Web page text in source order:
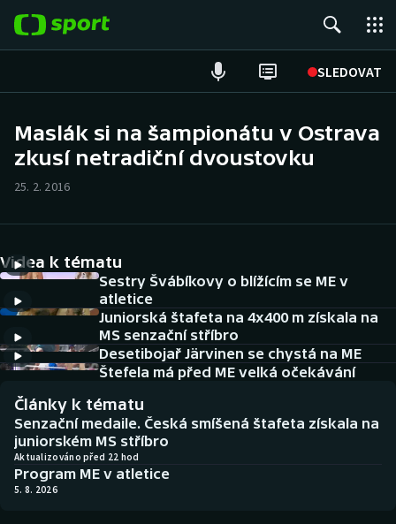
SLEDOVAT
Hokej
Cyklistika
DALŠÍ SPORTY
Americký fotbal
Baseball a softbal
Basketbal
Biatlon
NEPŘEHLÉDNĚTE
Soutěže
Historické návraty
Aplikace ČT sport
Maslák si na šampionátu v Ostrava
zkusí netradiční dvoustovku
25. 2. 2016
Videa k tématu
Sestry Švábíkovy o blížícím se ME v
atletice
Juniorská štafeta na 4x400 m získala na
MS senzační stříbro
Desetibojař Järvinen se chystá na ME
Štefela má před ME velká očekávání
Články k tématu
Senzační medaile. Česká smíšená štafeta získala na
juniorském MS stříbro
Aktualizováno před 22 hod
Program ME v atletice
5. 8. 2026